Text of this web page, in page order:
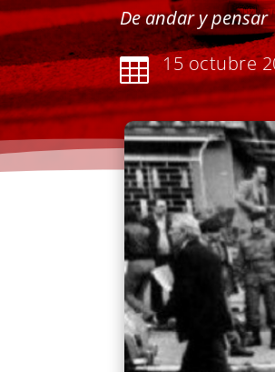
De andar y
 15 octubre